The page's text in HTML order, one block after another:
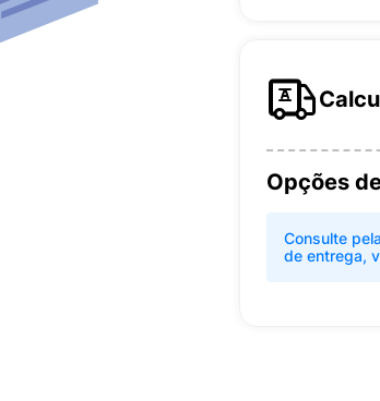
Opções
Consulte
de entrega,